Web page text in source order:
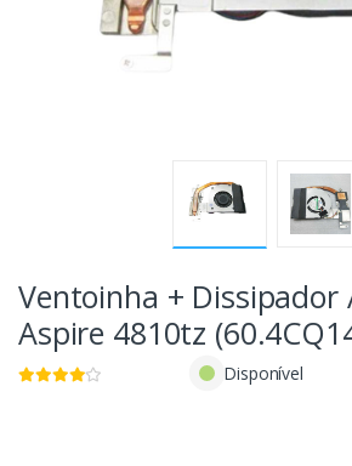
Ventoinha + Dissipador
Aspire 4810tz
Disponível